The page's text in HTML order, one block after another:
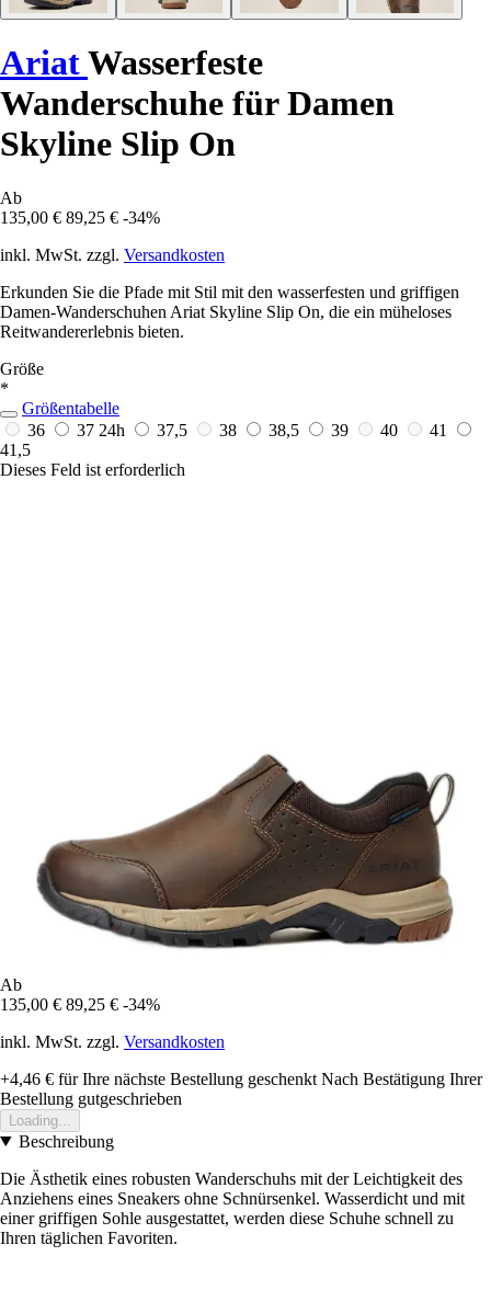
AriatWasserfeste
Wanderschuhe für Damen
Skyline Slip On
Ab
135,00 € 89,25 € -34%
inkl. MwSt. zzgl. Versandkosten
Erkunden Sie die Pfade mit Stil mit den wasserfesten und griffigen
Damen-Wanderschuhen Ariat Skyline Slip On, die ein müheloses
Reitwandererlebnis bieten.
Größe
*
Größentabelle
36
37 24h 37,5 38 38,5 39 40
41
41,5
Dieses Feld ist erforderlich
Ab
135,00 € 89,25 € -34%
inkl. MwSt. zzgl. Versandkosten
+4,46 € für Ihre nächste Bestellung geschenkt Nach Bestätigung Ihrer
Bestellung gutgeschrieben
Loading...
Beschreibung
Die Ästhetik eines robusten Wanderschuhs mit der Leichtigkeit des
Anziehens eines Sneakers ohne Schnürsenkel. Wasserdicht und mit
einer griffigen Sohle ausgestattet, werden diese Schuhe schnell zu
Ihren täglichen Favoriten.